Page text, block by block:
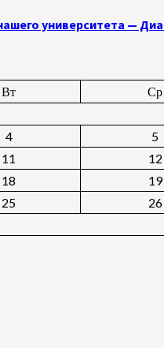
университета —
Вт Ср
4 5
11 12
18 19
25 26